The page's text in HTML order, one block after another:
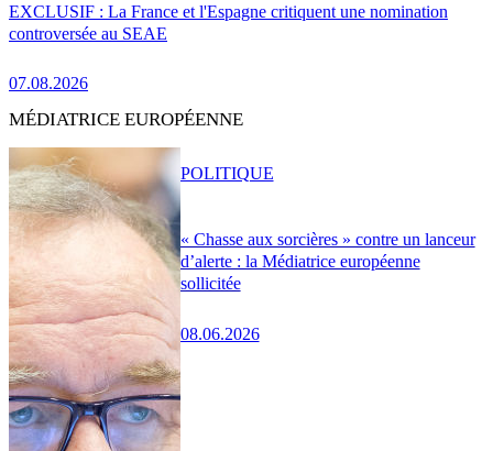
EXCLUSIF : La France et l'Espagne critiquent une nomination
controversée au SEAE
07.08.2026
MÉDIATRICE EUROPÉENNE
« Chasse aux sorcières » contre un lanceur
d’alerte : la Médiatrice européenne
sollicitée
08.06.2026
POLITIQUE